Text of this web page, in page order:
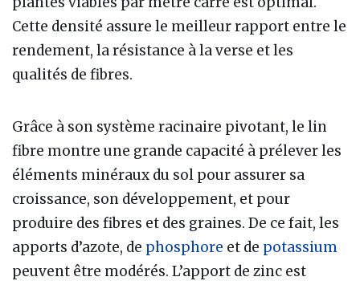
Cette densité assure le meilleur rapport entre le
rendement, la résistance à la verse et les
qualités de fibres.
Grâce à son système racinaire pivotant, le lin
fibre montre une grande capacité à prélever les
éléments minéraux du sol pour assurer sa
croissance, son développement, et pour
produire des fibres et des graines. De ce fait, les
apports d’azote, de phosphore et de potassium
peuvent être modérés. L’apport de zinc est